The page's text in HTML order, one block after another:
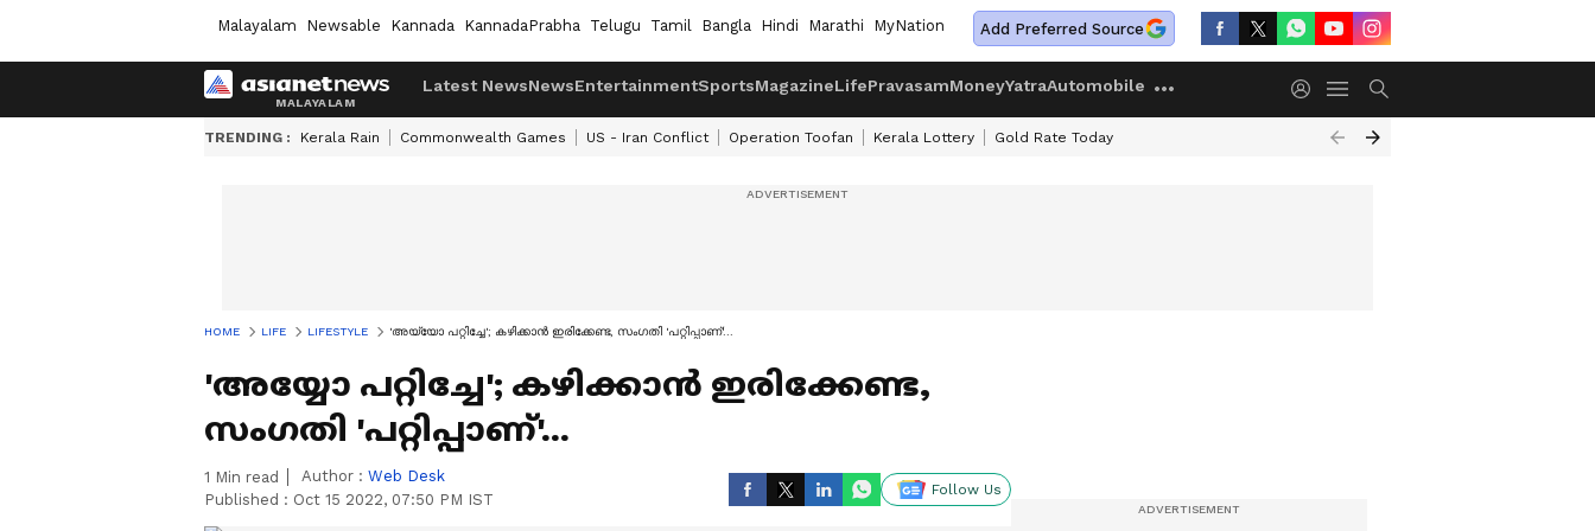
Malayalam Newsable Kannada KannadaPrabha Telugu Tamil Bangla Hindi Marathi MyNation Add Preferred Source
Latest NewsNewsEntertainmentSportsMagazineLifePravasamMoneyYatraAutomobile
TRENDING : Kerala Rain Commonwealth Games US - Iran Conflict Operation Toofan Kerala Lottery Gold Rate Today
HOME LIFE LIFESTYLE 'അയ്യോ പറ്റിച്ചേ'; കഴിക്കാൻ ഇരിക്കേണ്ട, സംഗതി 'പറ്റിപ്പാണ്'...
'അയ്യോ പറ്റിച്ചേ'; കഴിക്കാൻ ഇരിക്കേണ്ട,
സംഗതി 'പറ്റിപ്പാണ്'...
1 Min read Author : Web Desk
Published : Oct 15 2022, 07:50 PM IST
Follow Us